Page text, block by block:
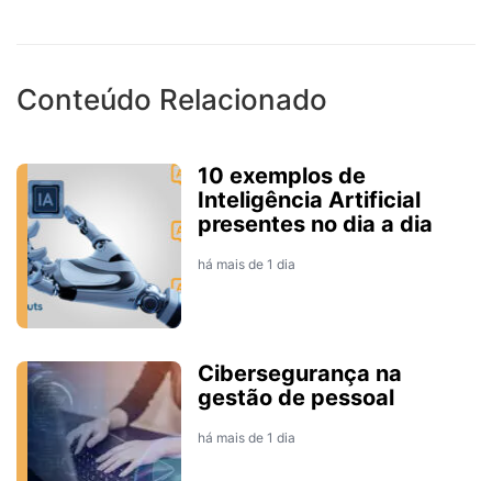
Conteúdo Relacionado
10 exemplos de
Inteligência Artificial
presentes no dia a dia
há mais de 1 dia
Cibersegurança na
gestão de pessoal
há mais de 1 dia